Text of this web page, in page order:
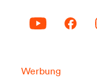
Werbung